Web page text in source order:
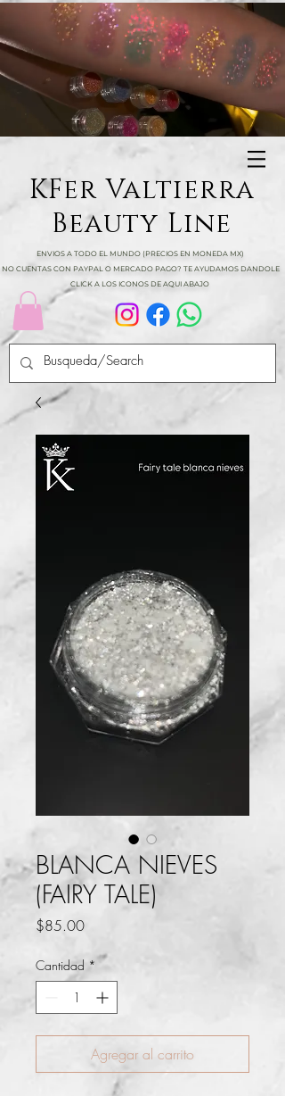
KFer Valtierra
Beauty Line
ENVIOS A TODO EL MUNDO (PRECIOS EN MONEDA MX)
NO CUENTAS CON PAYPAL O MERCADO PAGO? TE AYUDAMOS DANDOLE
CLICK A LOS ICONOS DE AQUI ABAJO
BLANCA NIEVES
(FAIRY TALE)
$85.00Precio
Cantidad *
Agregar al carrito